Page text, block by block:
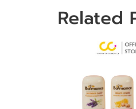
Related